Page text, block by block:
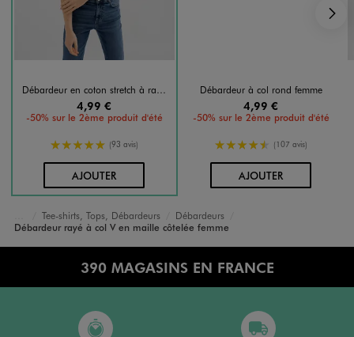
Débardeur en coton stretch à rayures femme
4,99 €
-50% sur le 2ème produit d'été
5/5 de moyenne
(93 avis)
AJOUTERAU PANIER
Débardeur à col rond femme
4,99 €
-50% sur le 2ème produit d'été
4.5/5 de moyenne
(107 avis)
AJOUTERAU PANIER
Accueil
Femme
Vêtements
Tee-shirts, Tops, Débardeurs
Débardeurs
Débardeur rayé à col V en maille côtelée femme
390 MAGASINS EN FRANCE